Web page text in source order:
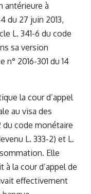
antérieure à
du 27 juin 2013,
L. 341-6 du code
sa version
n° 2016-301 du 14
la cour d’appel
au visa des
du code monétaire
L. 333-2) et L.
Elle
à la cour d’appel de
effectivement